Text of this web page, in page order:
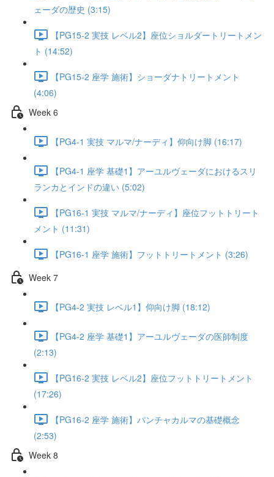
ェーダの歴史 (3:15)
【PG15-2 実技 レベル2】座位ショルダートリートメン
ト (14:52)
【PG15-2 座学 施術】ショーダナトリートメント
(4:06)
Week 6
【PG4-1 実技 マルマ/ナーディ】仰向け脚 (16:17)
【PG4-1 座学 基礎1】アーユルヴェーダにおけるスリ
ランカとインドの違い (5:02)
【PG16-1 実技 マルマ/ナーディ】座位フットトリート
メント (11:31)
【PG16-1 座学 施術】フットトリートメント (3:26)
Week 7
【PG4-2 実技 レベル1】仰向け脚 (18:12)
【PG4-2 座学 基礎1】アーユルヴェーダの医師制度
(2:13)
【PG16-2 実技 レベル2】座位フットトリートメント
(17:26)
【PG16-2 座学 施術】パンチャカルマの基礎概念
(2:53)
Week 8